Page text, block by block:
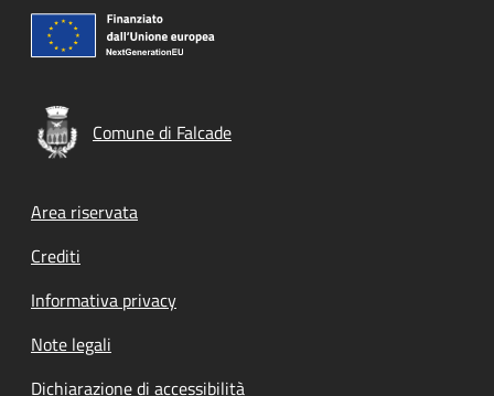
Comune di Falcade
Footer menu
Area riservata
Crediti
Informativa privacy
Note legali
Dichiarazione di accessibilità